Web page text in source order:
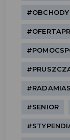
#OBCHODY
#SENIOR